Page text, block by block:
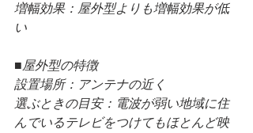
増幅効果：屋外型よりも増幅効果が低
い
■屋外型の特徴
設置場所：アンテナの近く
選ぶときの目安：電波が弱い地域に住
んでいるテレビをつけてもほとんど映